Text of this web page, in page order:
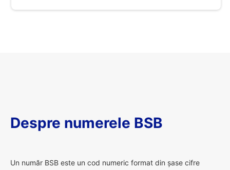
Despre numerele BSB
Un număr BSB este un cod numeric format din șase cifre